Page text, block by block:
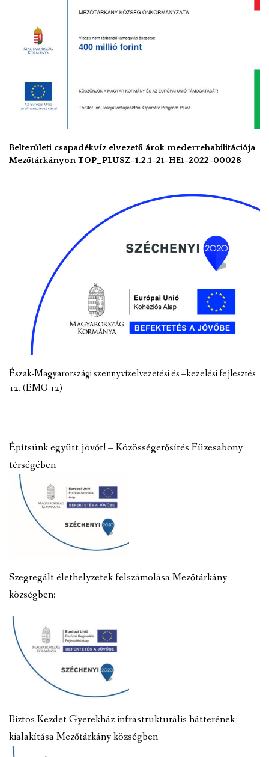
Belterületi csapadékvíz elvezető árok mederrehabilitációja
Mezőtárkányon TOP_PLUSZ-1.2.1-21-HE1-2022-00028
Észak-Magyarországi szennyvízelvezetési és –kezelési fejlesztés
12. (ÉMO 12)
Építsünk együtt jövőt! – Közösségerősítés Füzesabony
térségében
Szegregált élethelyzetek felszámolása Mezőtárkány
községben:
Biztos Kezdet Gyerekház infrastrukturális hátterének
kialakítása Mezőtárkány községben